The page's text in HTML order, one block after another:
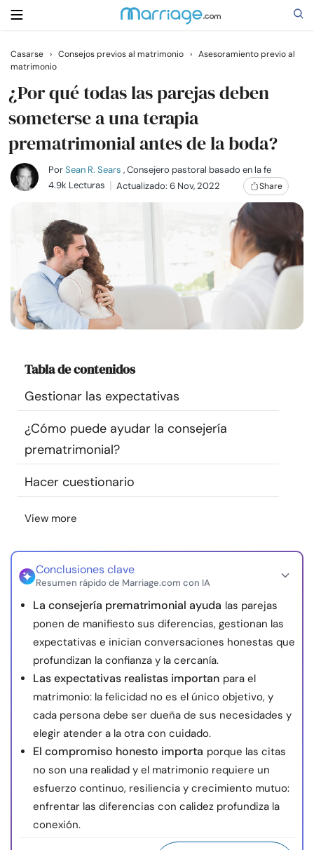
Buscar
Casarse
Relaciones
Ayuda
Cursos
Recursos
Comunidad
Encuentra un terapeuta
Idioma
nosotros
© Copyright 2026. Todos los derechos reservados.
Casarse › Consejos previos al matrimonio › Asesoramiento previo al
matrimonio
¿Por qué todas las parejas deben
someterse a una terapia
prematrimonial antes de la boda?
PorSean R. Sears , Consejero pastoral basado en la fe
4.9k Lecturas
Actualizado: 6 Nov, 2022 Share
Tabla de contenidos
Gestionar las expectativas
¿Cómo puede ayudar la consejería
prematrimonial?
Hacer cuestionario
View more
Conclusiones clave
Resumen rápido de Marriage.com con IA
La consejería prematrimonial ayuda las parejas
ponen de manifiesto sus diferencias, gestionan las
expectativas e inician conversaciones honestas que
profundizan la confianza y la cercanía.
Las expectativas realistas importan para el
matrimonio: la felicidad no es el único objetivo, y
cada persona debe ser dueña de sus necesidades y
elegir atender a la otra con cuidado.
El compromiso honesto importa porque las citas
no son una realidad y el matrimonio requiere un
esfuerzo continuo, resiliencia y crecimiento mutuo:
enfrentar las diferencias con calidez profundiza la
conexión.